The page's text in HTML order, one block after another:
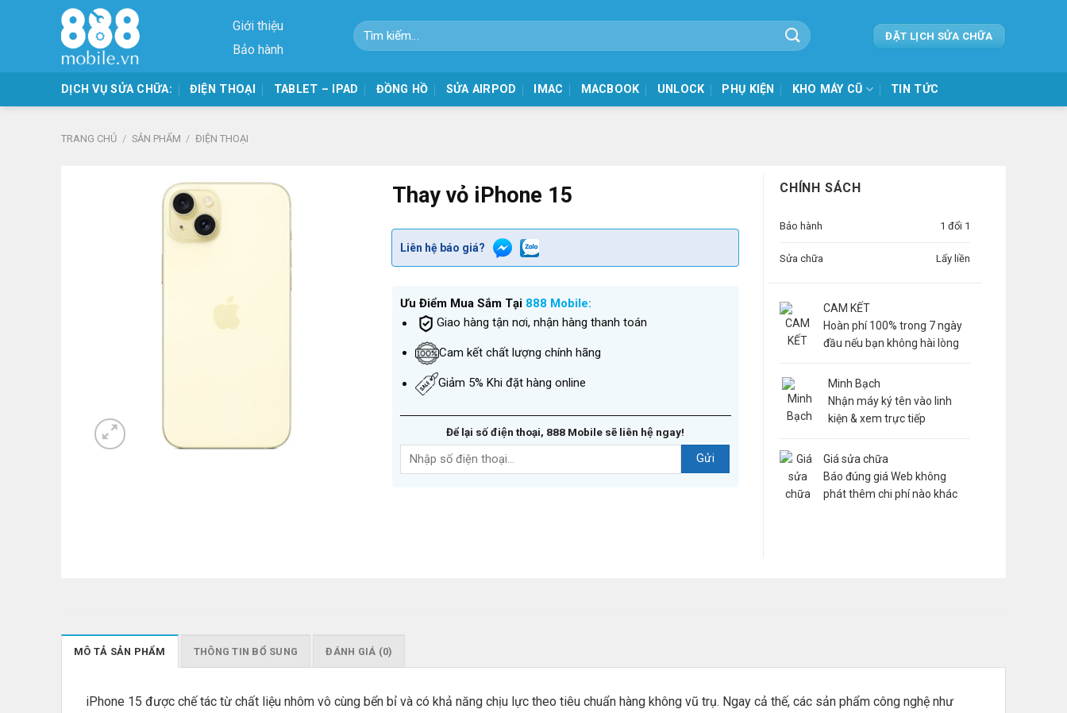
Giới thiệu
Bảo hành
Tìm
kiếm:
ĐẶT LỊCH SỬA CHỮA
DỊCH VỤ SỬA CHỮA: ĐIỆN THOẠI TABLET – IPAD ĐỒNG HỒ SỬA AIRPOD IMAC MACBOOK UNLOCK PHỤ KIỆN KHO MÁY CŨ TIN TỨC
TRANG CHỦ / SẢN PHẨM / ĐIỆN THOẠI
Thay vỏ iPhone 15
Liên hệ báo giá?
Ưu Điểm Mua Sắm Tại 888 Mobile:
Giao hàng tận nơi, nhận hàng thanh toán
Cam kết chất lượng chính hãng
Giảm 5% Khi đặt hàng online
Để lại số điện thoại, 888 Mobile sẽ liên hệ ngay!
CHÍNH SÁCH
Bảo hành 1 đổi 1
Sửa chữa Lấy liền
CAM KẾT
Hoàn phí 100% trong 7 ngày
đầu nếu bạn không hài lòng
Minh Bạch
Nhận máy ký tên vào linh
kiện & xem trực tiếp
Giá sửa chữa
Báo đúng giá Web không
phát thêm chi phí nào khác
MÔ TẢ SẢN PHẨM THÔNG TIN BỔ SUNG ĐÁNH GIÁ (0)
iPhone 15 được chế tác từ chất liệu nhôm vô cùng bển bỉ và có khả năng chịu lực theo tiêu chuẩn hàng không vũ trụ. Ngay cả thế, các sản phẩm công nghệ như